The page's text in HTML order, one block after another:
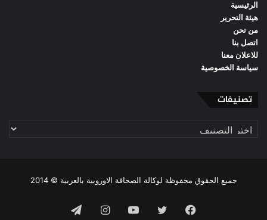
الرئيسية
هيئة التحرير
من نحن
اتصل بنا
للاعلان معنا
سياسة الخصوصية
تصنيفات
تصنيفات
جميع الحقوق محفوظة لوكالة الصحافة الاوروبية بالعربية © 2014
فيسبوك تويتر يوتيوبانستقرامتيلقرام